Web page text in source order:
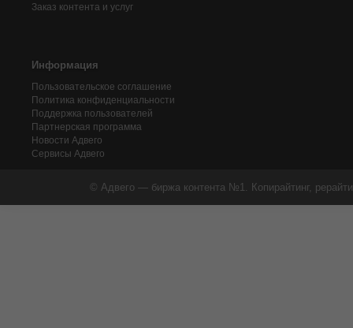
Заказ контента и услуг
Информация
Пользовательское соглашение
Политика конфиденциальности
Поддержка пользователей
Партнерская программа
Новости Адвего
Сервисы Адвего
© Адвего — биржа контента №1. Копирайтинг,